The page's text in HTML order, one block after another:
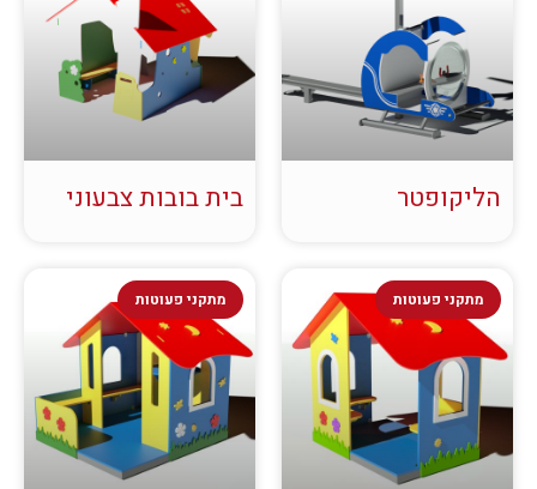
הליקופטר בית בובות צבעוני
מתקני פעוטות מתקני פעוטות